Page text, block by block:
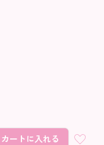
カートに入れる